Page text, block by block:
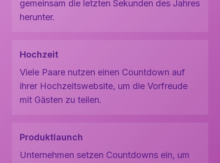
gemeinsam die letzten Sekunden des Jahres
herunter.
Hochzeit
Viele Paare nutzen einen Countdown auf
ihrer Hochzeitswebsite, um die Vorfreude
mit Gästen zu teilen.
Produktlaunch
Unternehmen setzen Countdowns ein, um